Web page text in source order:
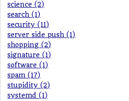
science (2)
search (1)
security (11)
server side push (1)
shopping (2)
signature (1)
software (1)
spam (17)
stupidity (2)
systemd (1)